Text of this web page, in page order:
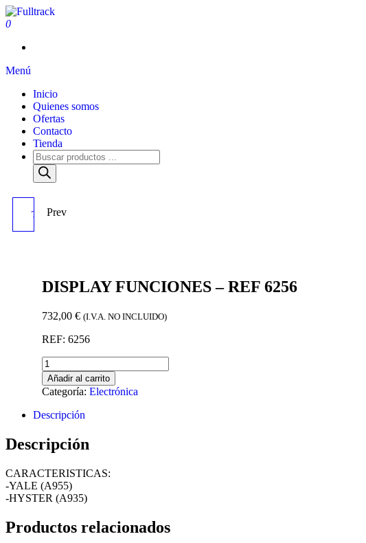
0
Menú
Inicio
Quienes somos
Ofertas
Contacto
Tienda
TERJETA ELECTRONICA
REF 6643
Prev
DISPLAY FUNCIONES – REF 6256
732,00€ (I.V.A. NO INCLUIDO)
REF: 6256
Añadir al carrito
Categoría:Electrónica
Descripción
Descripción
CARACTERISTICAS:
-YALE (A955)
-HYSTER (A935)
Productos relacionados